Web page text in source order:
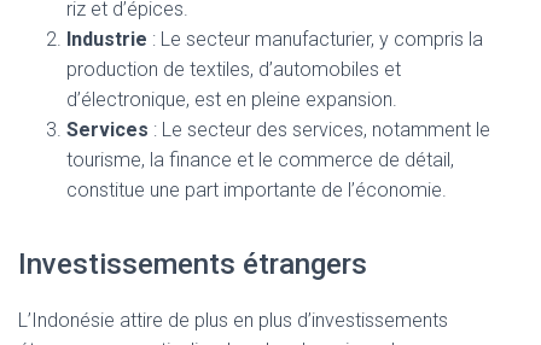
riz et d’épices.
Industrie : Le secteur manufacturier, y compris la
production de textiles, d’automobiles et
d’électronique, est en pleine expansion.
Services : Le secteur des services, notamment le
tourisme, la finance et le commerce de détail,
constitue une part importante de l’économie.
Investissements étrangers
L’Indonésie attire de plus en plus d’investissements